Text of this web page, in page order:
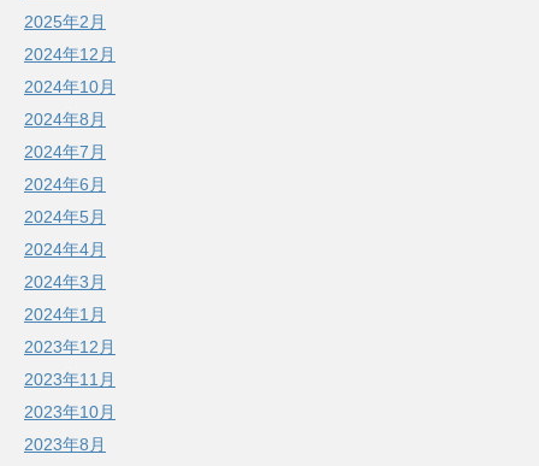
2025年2月
2024年12月
2024年10月
2024年8月
2024年7月
2024年6月
2024年5月
2024年4月
2024年3月
2024年1月
2023年12月
2023年11月
2023年10月
2023年8月